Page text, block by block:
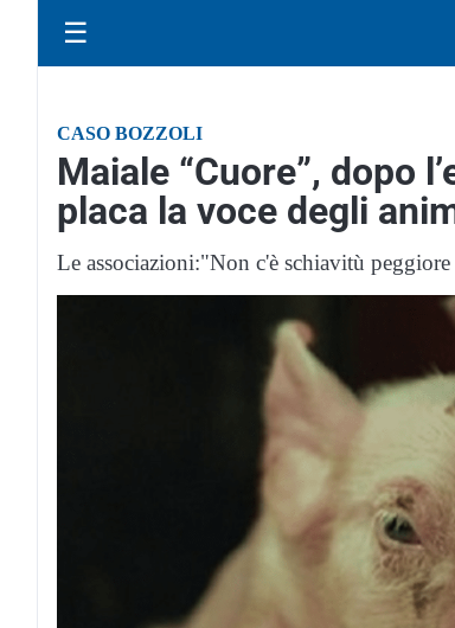
☰
CASO BOZZOLI
Maiale “Cuore”, dopo
placa la voce degli
Le associazioni:"Non c'è schiavitù